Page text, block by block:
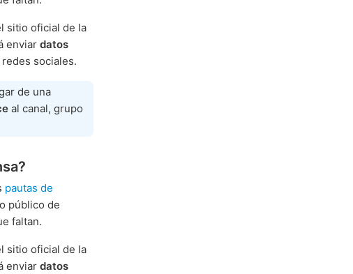
sitio oficial de la
enviar datos
sociales.
de una
al canal, grupo
pautas de
público de
faltan.
sitio oficial de la
enviar datos